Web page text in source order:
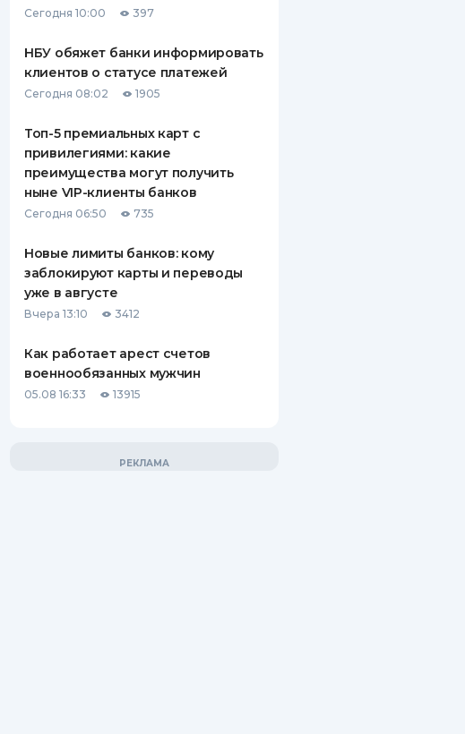
СТРАХОВАНИЮ
ВСЕ СТРАХОВЫЕ ПОЛИСЫ
ОТЗЫВЫ О СТРАХОВЫХ
КОМПАНИЯХ
Сегодня 10:00 397
НБУ обяжет банки информировать
клиентов о статусе платежей
Сегодня 08:02 1905
Топ-5 премиальных карт с
привилегиями: какие
преимущества могут получить
ныне VIP-клиенты банков
Сегодня 06:50 735
Новые лимиты банков: кому
заблокируют карты и переводы
уже в августе
Вчера 13:10 3412
Как работает арест счетов
военнообязанных мужчин
05.08 16:33 13915